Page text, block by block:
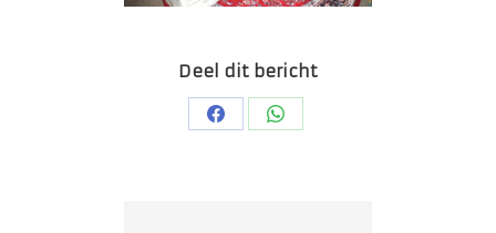
Deel dit bericht
Deel
Deel